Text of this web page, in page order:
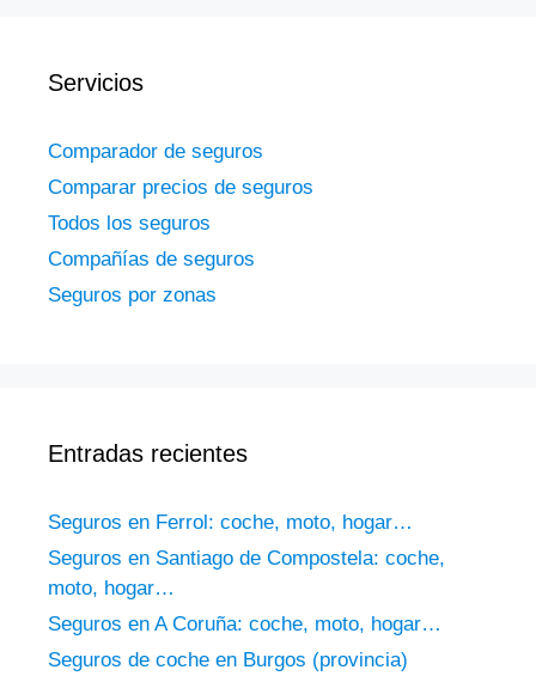
Servicios
Comparador de seguros
Comparar precios de seguros
Todos los seguros
Compañías de seguros
Seguros por zonas
Entradas recientes
Seguros en Ferrol: coche, moto, hogar…
Seguros en Santiago de Compostela: coche,
moto, hogar…
Seguros en A Coruña: coche, moto, hogar…
Seguros de coche en Burgos (provincia)